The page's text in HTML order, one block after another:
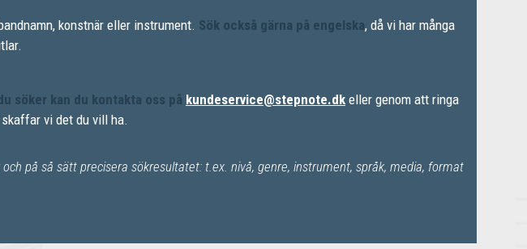
konstnär eller instrument. Sök också gärna på engelska, då vi har många
söker kan du kontakta oss på kundeservice@stepnote.dk eller genom att ringa
vi det du vill ha.
på så sätt precisera sökresultatet: t.ex. nivå, genre, instrument, språk, media, format